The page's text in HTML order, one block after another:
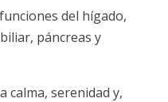
del hígado,
páncreas y
calma, serenidad y,